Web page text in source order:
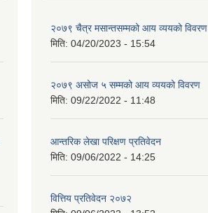
२०७९ चैत्र मसान्तसम्मको आय व्ययको विवरण
मिति: 04/20/2023 - 15:54
२०७९ असोज ५ सम्मको आय व्ययको विवरण
मिति: 09/22/2022 - 11:48
आन्तरिक लेखा परिक्षण प्रतिवेदन
मिति: 09/06/2022 - 14:25
वित्तिय प्रतिवेदन २०७२